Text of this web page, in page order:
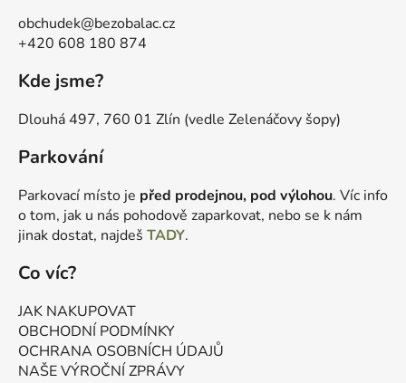
obchudek@bezobalac.cz
+420 608 180 874
Kde jsme?
Dlouhá 497, 760 01 Zlín (vedle Zelenáčovy šopy)
Parkování
Parkovací místo je před prodejnou, pod výlohou. Víc info
o tom, jak u nás pohodově zaparkovat, nebo se k nám
jinak dostat, najdeš TADY.
Co víc?
JAK NAKUPOVAT
OBCHODNÍ PODMÍNKY
OCHRANA OSOBNÍCH ÚDAJŮ
NAŠE VÝROČNÍ ZPRÁVY